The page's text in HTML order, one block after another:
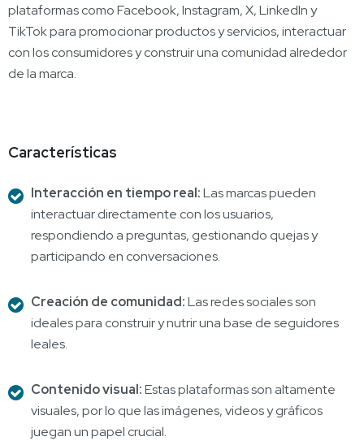
plataformas como Facebook, Instagram, X, LinkedIn y
TikTok para promocionar productos y servicios, interactuar
con los consumidores y construir una comunidad alrededor
de la marca.
Características
Interacción en tiempo real:Las marcas pueden
interactuar directamente con los usuarios,
respondiendo a preguntas, gestionando quejas y
participando en conversaciones.
Creación de comunidad:Las redes sociales son
ideales para construir y nutrir una base de seguidores
leales.
Contenido visual:Estas plataformas son altamente
visuales, por lo que las imágenes, videos y gráficos
juegan un papel crucial.